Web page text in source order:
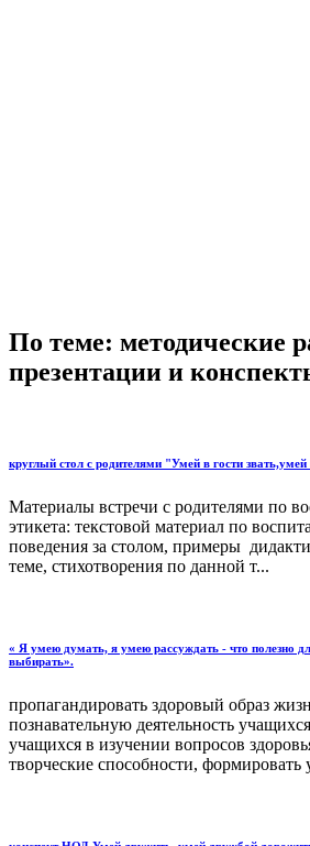
По теме: методические
презентации и
круглый стол с родителями "Умей в гости
Материалы встречи с родителями по
этикета: текстовой материал по
поведения за столом, примеры
теме, стихотворения по данной т...
« Я умею думать, я умею рассуждать - что полезно
выбирать».
пропагандировать здоровый образ
познавательную деятельность
учащихся в изучении вопросов
творческие способности, формировать